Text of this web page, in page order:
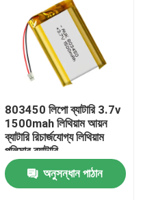
803450 লিপো ব্যাটারি 3.7v
1500mah লিথিয়াম আয়ন
ব্যাটারি রিচার্জযোগ্য লিথিয়াম
পলিমার ব্যাটারি
অনুসন্ধান পাঠান